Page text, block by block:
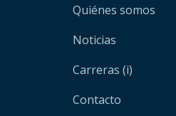
Quiénes somos
Noticias
Carreras (i)
Contacto